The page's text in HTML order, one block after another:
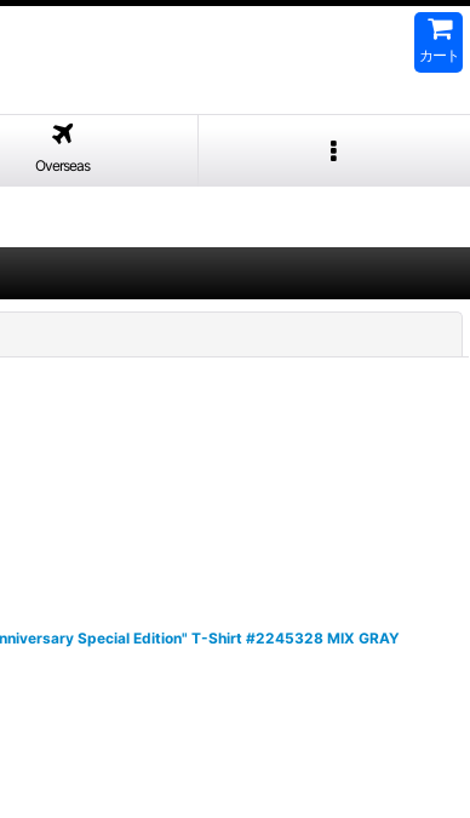
カート
Overseas
Special Edition" T-Shirt #2245328 MIX GRAY